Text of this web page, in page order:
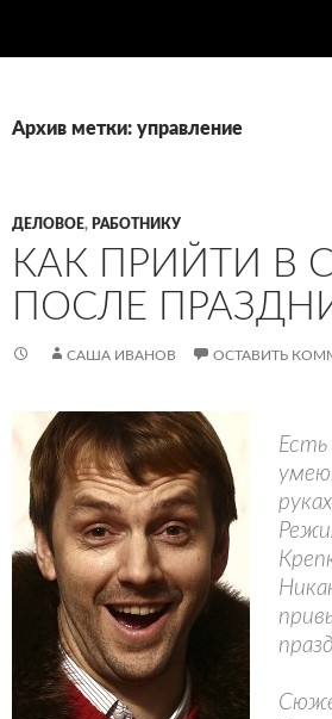
Архив метки: управление
ДЕЛОВОЕ, РАБОТНИКУ
КАК ПРИЙТИ В
ПОСЛЕ
САША ИВАНОВ ОСТАВИТЬ